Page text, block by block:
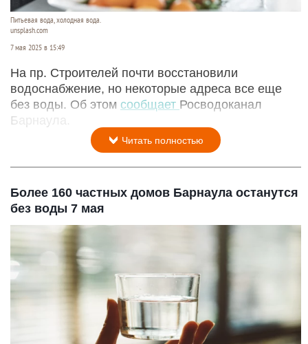
Питьевая вода, холодная вода.
unsplash.com
7 мая 2025 в 15:49
На пр. Строителей почти восстановили
водоснабжение, но некоторые адреса все еще
без воды. Об этом сообщает Росводоканал
Барнаула.
Читать полностью
Более 160 частных домов Барнаула останутся
без воды 7 мая